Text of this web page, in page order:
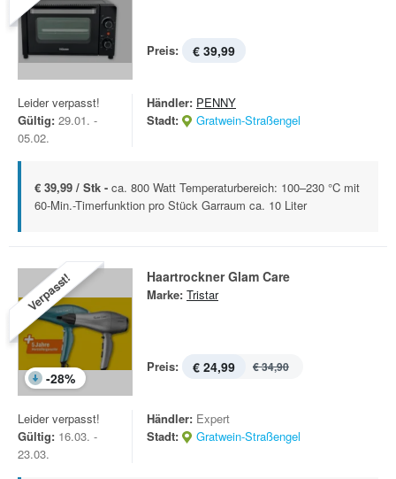
Preis: € 39,99
Leider verpasst!
Gültig: 29.01. -
05.02.
Händler: PENNY
Stadt:
Gratwein-Straßengel
€ 39,99 / Stk - ca. 800 Watt Temperaturbereich: 100–230 °C mit
60-Min.-Timerfunktion pro Stück Garraum ca. 10 Liter
Verpasst!
-28%
Haartrockner Glam Care
Marke: Tristar
Preis: € 24,99 € 34,90
Leider verpasst!
Gültig: 16.03. -
23.03.
Händler: Expert
Stadt:
Gratwein-Straßengel